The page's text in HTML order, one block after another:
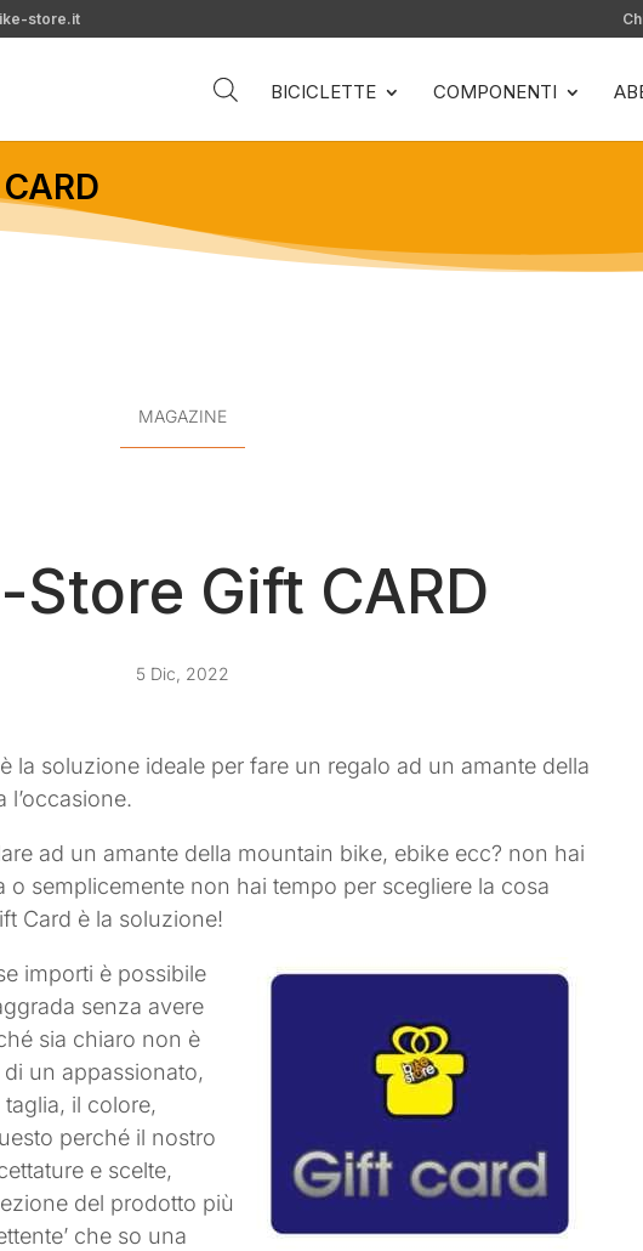
store.it
BICICLETTE COMPONENTI
MAGAZINE
Store Gift CARD
5 Dic, 2022
la soluzione ideale per fare un regalo ad un amante della
l’occasione.
ad un amante della mountain bike, ebike ecc? non hai
o semplicemente non hai tempo per scegliere la cosa
Card è la soluzione!
importi è possibile
senza avere
sia chiaro non è
un appassionato,
il colore,
perché il nostro
e scelte,
del prodotto più
che so una